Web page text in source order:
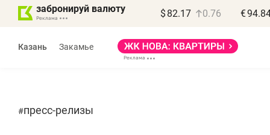
забронируй валюту $ 82.17 0.76 €
Казань Закамье
#пресс-релизы